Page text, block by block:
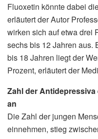
Fluoxetin könnte dabei
erläutert der Autor
wirken sich auf etwa drei
sechs bis 12 Jahren aus.
bis 18 Jahren liegt der
Prozent, erläutert der
Zahl der
an
Die Zahl der jungen
einnehmen, stieg